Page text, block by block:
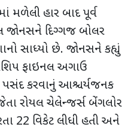
મળેલી હાર બાદપૂર્વ
જોનસને દિગ્ગજ બોલર
સાધ્યો છે. જોનસને કહ્યું
ફાઇનલ અગાઉ
કરવાનું આશ્ચર્યજનક
રોયલ ચેલેન્જર્સ બેંગલોર
22 વિકેટ લીધી હતી અને